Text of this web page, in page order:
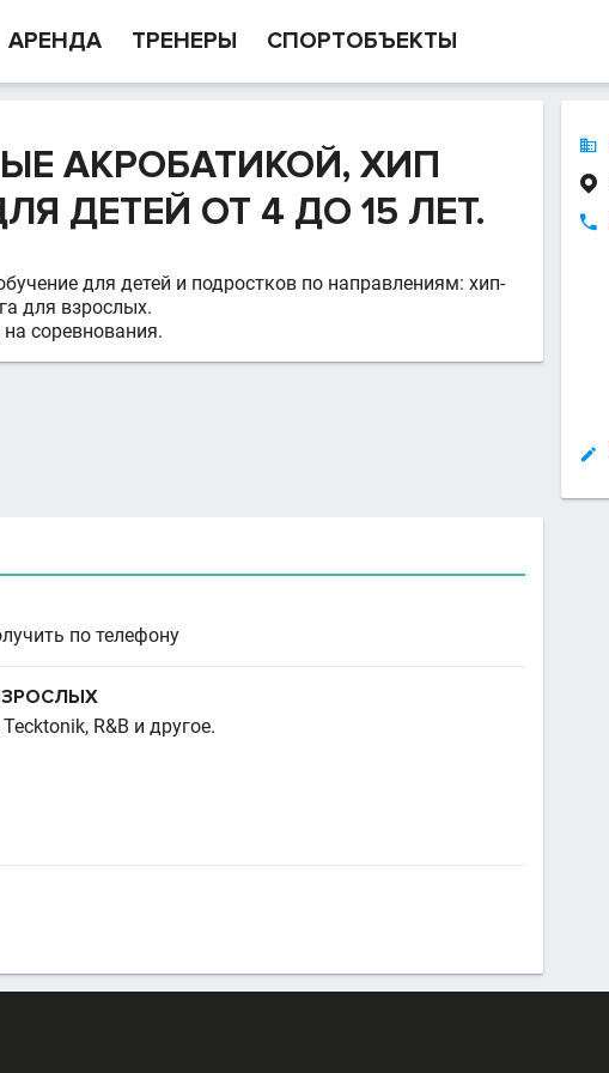
АРЕНДА ТРЕНЕРЫ СПОРТОБЪЕКТЫ
АКРОБАТИКОЙ, ХИП
ДЕТЕЙ ОТ 4 ДО 15 ЛЕТ.
для детей и подростков по направлениям: хип-
для взрослых.
соревнования.
по телефону
R&B и другое.



